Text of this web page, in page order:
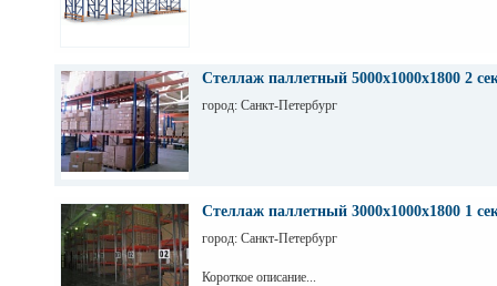
Стеллаж паллетный 5000х1000х1800 2
город: Санкт-Петербург
Стеллаж паллетный 3000х1000х1800 1
город: Санкт-Петербург
Короткое описание...